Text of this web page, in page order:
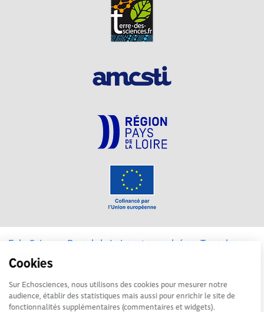
Cookies
Sur Echosciences, nous utilisons des cookies pour mesurer notre
audience, établir des statistiques mais aussi pour enrichir le site de
fonctionnalités supplémentaires (commentaires et widgets).
EchoSciences Pays de la Loire est propulsé parTerre des
Sciences
Mentions légales|Politique de confidentialité|CGU
|Ligne éditoriale